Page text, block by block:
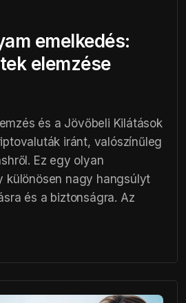
emelkedés:
elemzése
és a Jövőbeli Kilátások
iránt, valószínűleg
Ez egy olyan
különösen nagy hangsúlyt
és a biztonságra. Az